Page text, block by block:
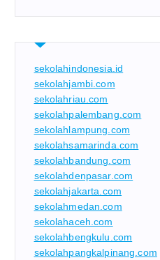
sekolahindonesia.id
sekolahjambi.com
sekolahriau.com
sekolahpalembang.com
sekolahlampung.com
sekolahsamarinda.com
sekolahbandung.com
sekolahdenpasar.com
sekolahjakarta.com
sekolahmedan.com
sekolahaceh.com
sekolahbengkulu.com
sekolahpangkalpinang.com